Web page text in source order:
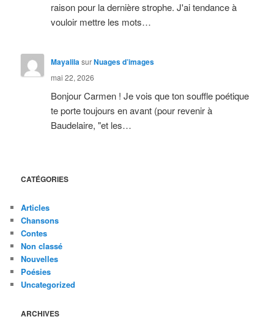
raison pour la dernière strophe. J'ai tendance à
vouloir mettre les mots…
MayalilasurNuages d’images
mai 22, 2026
Bonjour Carmen ! Je vois que ton souffle poétique
te porte toujours en avant (pour revenir à
Baudelaire, "et les…
CATÉGORIES
Articles
Chansons
Contes
Non classé
Nouvelles
Poésies
Uncategorized
ARCHIVES